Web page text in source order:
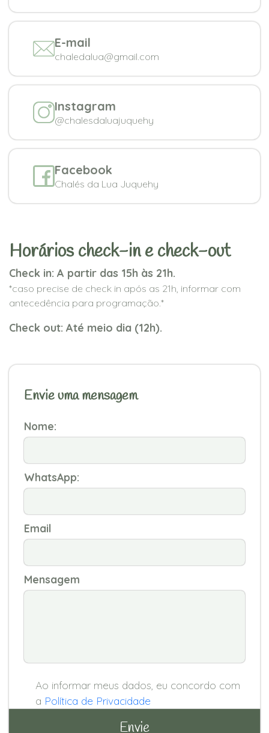
E-mail
chaledalua@gmail.com
Instagram
@chalesdaluajuquehy
Facebook
Chalés da Lua Juquehy
Horários check-in e check-out
Check in: A partir das 15h às 21h.
*caso precise de check in após as 21h, informar com
antecedência para programação.*
Check out: Até meio dia (12h).
Envie uma mensagem
Nome:
WhatsApp:
Email
Mensagem
Ao informar meus dados, eu concordo com
a Política de Privacidade